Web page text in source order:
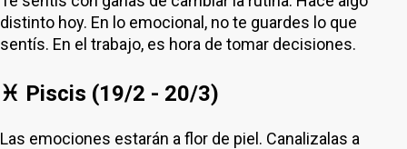
distinto hoy. En lo emocional, no te guardes lo que
sentís. En el trabajo, es hora de tomar decisiones.
♓ Piscis (19/2 - 20/3)
Las emociones estarán a flor de piel. Canalizalas a